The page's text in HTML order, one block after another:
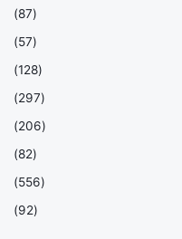
(87)
(57)
(128)
(297)
(206)
(82)
(556)
(92)